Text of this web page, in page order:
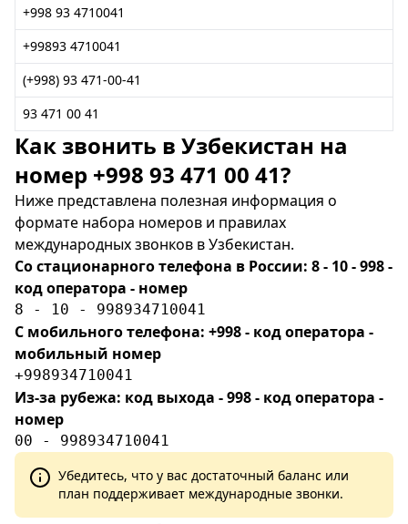
+998 93 4710041
+99893 4710041
(+998) 93 471-00-41
93 471 00 41
Как звонить в Узбекистан на
номер +998 93 471 00 41?
Ниже представлена полезная информация о
формате набора номеров и правилах
международных звонков в Узбекистан.
Со стационарного телефона в России: 8 - 10 - 998 -
код оператора - номер
8 - 10 - 998934710041
С мобильного телефона: +998 - код оператора -
мобильный номер
+998934710041
Из-за рубежа: код выхода - 998 - код оператора -
номер
00 - 998934710041
Убедитесь, что у вас достаточный баланс или
план поддерживает международные звонки.